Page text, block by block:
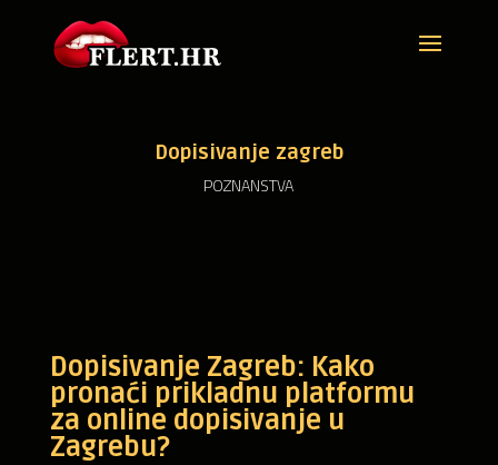
Dopisivanje zagreb
POZNANSTVA
Dopisivanje Zagreb: Kako
pronaći prikladnu platformu
za online dopisivanje u
Zagrebu?